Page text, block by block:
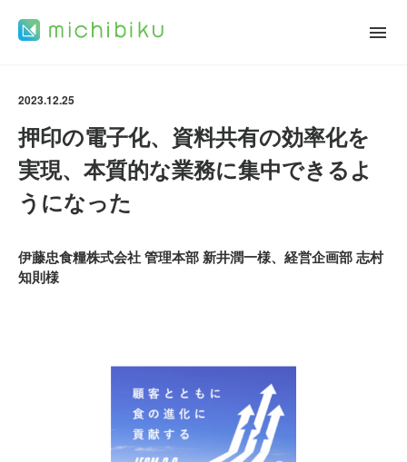
2023.12.25
押印の電子化、資料共有の効率化を
実現、本質的な業務に集中できるよ
うになった
伊藤忠食糧株式会社 管理本部 新井潤一様、経営企画部 志村
知則様